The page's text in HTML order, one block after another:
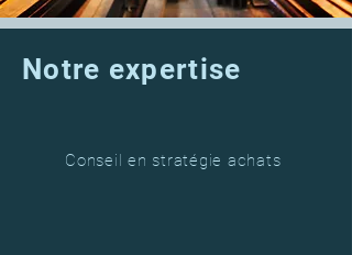
Notre expertise
Conseil en stratégie achats